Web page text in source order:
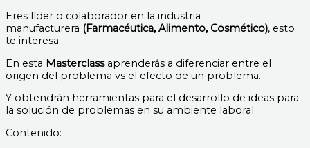
Eres líder o colaborador en la industria
manufacturera (Farmacéutica, Alimento, Cosmético), esto
te interesa.
En esta Masterclassaprenderás a diferenciar entre el
origen del problema vs el efecto de un problema.
Y obtendrán herramientas para el desarrollo de ideas para
la solución de problemas en su ambiente laboral
Contenido: